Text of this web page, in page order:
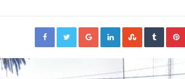
FacebookTwitterGoogle+LinkedInStumbleUpon
Tumblr